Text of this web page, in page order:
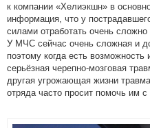
к компании «Хелиэкшн» в
информация, что у
силами отработать очень
У МЧС сейчас очень сложная и
поэтому когда есть
серьёзная черепно-мозговая
другая угрожающая жизни
отряда часто просит помочь им с